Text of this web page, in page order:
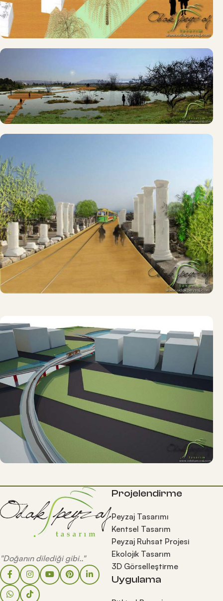
"Doğanın dilediği gibi.."
Projelendirme
Peyzaj Tasarımı
Kentsel Tasarım
Peyzaj Ruhsat Projesi
Ekolojik Tasarım
3D Görselleştirme
Uygulama